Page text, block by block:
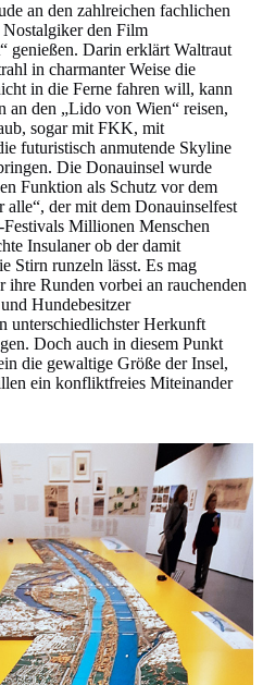
an den zahlreichen fachlichen
den Film
genießen. Darin erklärt Waltraut
in charmanter Weise die
in die Ferne fahren will, kann
den „Lido von Wien“ reisen,
sogar mit FKK, mit
futuristisch anmutende Skyline
Die Donauinsel wurde
Funktion als Schutz vor dem
der mit dem Donauinselfest
Millionen Menschen
Insulaner ob der damit
Stirn runzeln lässt. Es mag
ihre Runden vorbei an rauchenden
Hundebesitzer
unterschiedlichster Herkunft
Doch auch in diesem Punkt
die gewaltige Größe der Insel,
ein konfliktfreies Miteinander